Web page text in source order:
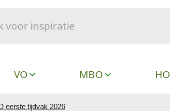
VO MBO HO
eerste tijdvak 2026